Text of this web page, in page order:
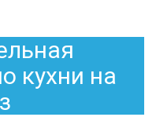
кухни на